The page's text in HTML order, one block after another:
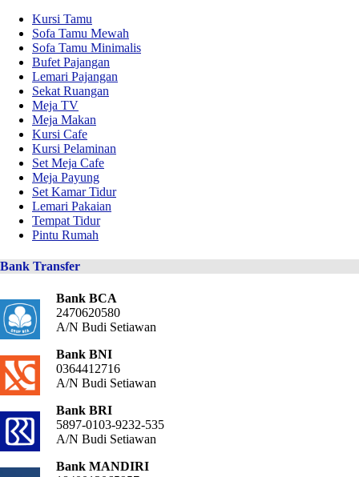
Kursi Tamu
Sofa Tamu Mewah
Sofa Tamu Minimalis
Bufet Pajangan
Lemari Pajangan
Sekat Ruangan
Meja TV
Meja Makan
Kursi Cafe
Kursi Pelaminan
Set Meja Cafe
Meja Payung
Set Kamar Tidur
Lemari Pakaian
Tempat Tidur
Pintu Rumah
Bank Transfer
Bank BCA
2470620580
A/N Budi Setiawan
Bank BNI
0364412716
A/N Budi Setiawan
Bank BRI
5897-0103-9232-535
A/N Budi Setiawan
Bank MANDIRI